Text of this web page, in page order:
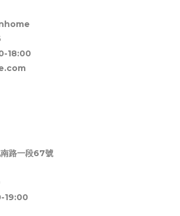
18:00
路一段67號
19:00